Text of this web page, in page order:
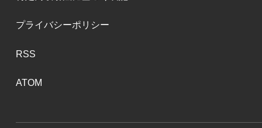
プライバシーポリシー
RSS
ATOM